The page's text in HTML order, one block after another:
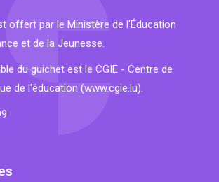
offert par le Ministère de l'Éducation
et de la Jeunesse.
du guichet est le CGIE - Centre de
de l'éducation (www.cgie.lu).